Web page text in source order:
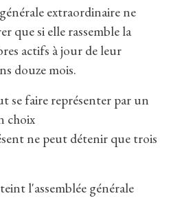
extraordinaire ne
que si elle rassemble la
actifs à jour de leur
douze mois.
se faire représenter par un
choix
ne peut détenir que trois
l'assemblée générale